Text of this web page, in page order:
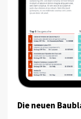
Die neuen